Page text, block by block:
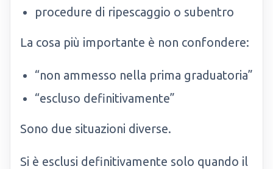
procedure di ripescaggio o subentro
La cosa più importante è non confondere:
“non ammesso nella prima graduatoria”
“escluso definitivamente”
Sono due situazioni diverse.
Si è esclusi definitivamente solo quando il